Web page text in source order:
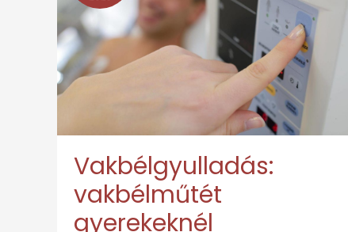
Vakbélgyulladás:
vakbélműtét
gyerekeknél
gyerekeknél